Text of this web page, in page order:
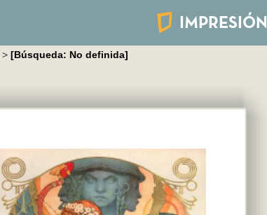
IMPRESIÓN
> [Búsqueda: No definida]